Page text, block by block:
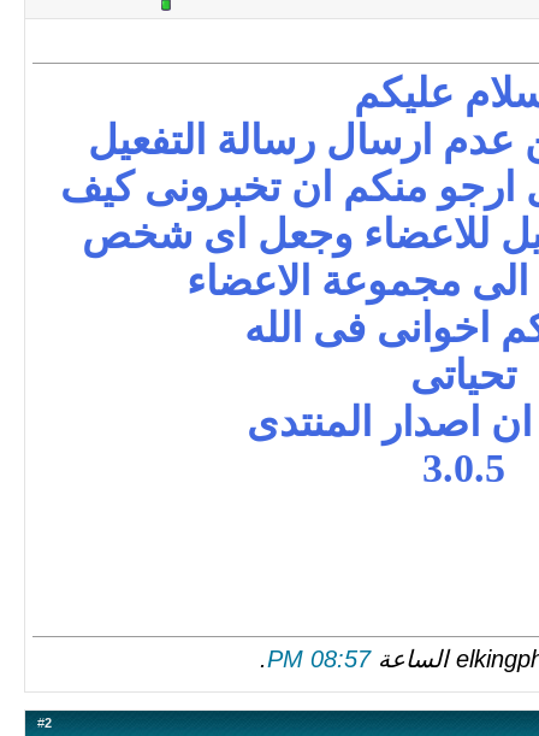
عليكم
عدم ارسال رسالة التفعيل
ارجو منكم ان تخبرونى كيف
للاعضاء وجعل اى شخص
مجموعة الاعضاء
اخوانى فى الله
تحياتى
اصدار المنتدى
3.0.5
08:57 PM
.
#2